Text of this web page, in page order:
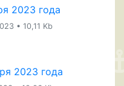
2023 года
• 10,11 Kb
2023 года